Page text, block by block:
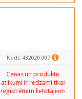
Kods: 432020.007
Cenas un produktu
atlikumi ir redzami tikai
reģistrētiem lietotājiem